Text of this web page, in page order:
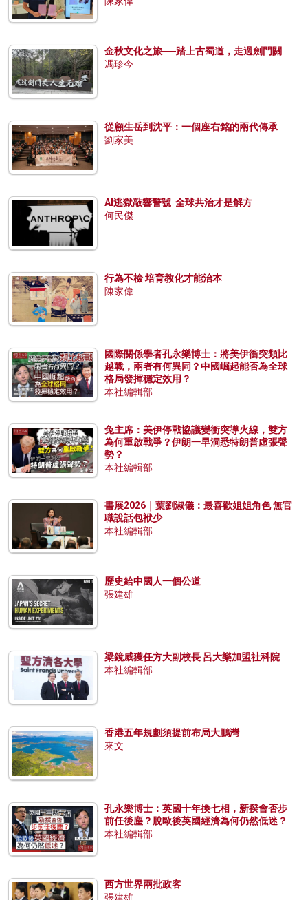
金秋文化之旅──踏上古蜀道，走過劍門關
馮珍今
從顧生岳到沈平：一個座右銘的兩代傳承
劉家美
AI逃獄敲響警號 全球共治才是解方
何民傑
行為不檢 培育教化才能治本
陳家偉
國際關係學者孔永樂博士：將美伊衝突類比
越戰，兩者有何異同？中國崛起能否為全球
格局發揮穩定效用？
本社編輯部
兔主席：美伊停戰協議變衝突導火線，雙方
為何重啟戰爭？伊朗一早洞悉特朗普虛張聲
勢？
本社編輯部
書展2026｜葉劉淑儀：最喜歡姐姐角色 無官
職說話包袱少
本社編輯部
歷史給中國人一個公道
張建雄
梁鏡威獲任方大副校長 呂大樂加盟社科院
本社編輯部
香港五年規劃須提前布局大鵬灣
來文
孔永樂博士：英國十年換七相，新揆會否步
前任後塵？脫歐後英國經濟為何仍然低迷？
本社編輯部
西方世界兩批政客
張建雄